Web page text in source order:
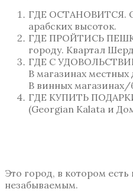
ГДЕ ОСТАНОВИТСЯ.
арабских высоток.
ГДЕ ПРОЙТИСЬ
городу. Квартал
ГДЕ С
В магазинах местных
В винных магазинах/
ГДЕ КУПИТЬ
(Georgian Kalata и
Это город, в котором есть
незабываемым.